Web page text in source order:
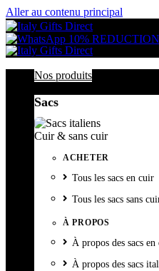
Aller au contenu principal
10% REDUCTION
Nos produits
Sacs
Cuir & sans cuir
ACHETER
Tous les sacs en cuir
Tous les sacs sans
À PROPOS
À propos des sacs
À propos des sacs